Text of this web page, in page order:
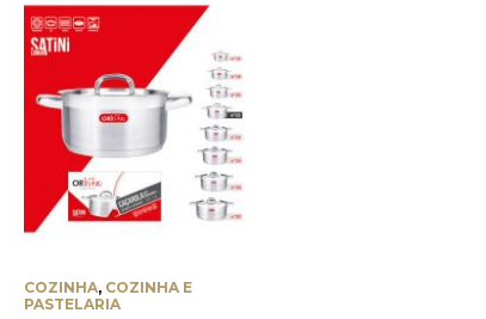
COZINHA, COZINHA E
PASTELARIA